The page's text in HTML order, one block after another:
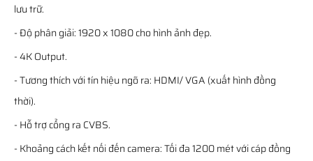
lưu trữ.
- Độ phân giải: 1920 x 1080 cho hình ảnh đẹp.
- 4K Output.
- Tương thích với tín hiệu ngõ ra: HDMI/ VGA (xuất hình đồng
thời).
- Hỗ trợ cổng ra CVBS.
- Khoảng cách kết nối đến camera: Tối đa 1200 mét với cáp đồng